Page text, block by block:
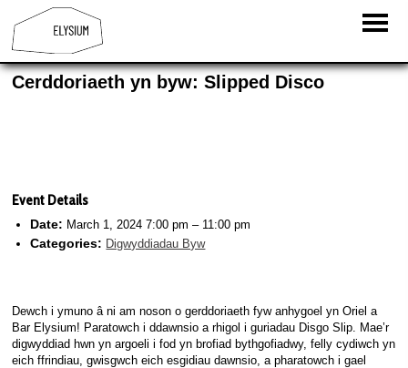
Cerddoriaeth yn byw: Slipped Disco
Event Details
Date: March 1, 2024 7:00 pm – 11:00 pm
Categories: Digwyddiadau Byw
Dewch i ymuno â ni am noson o gerddoriaeth fyw anhygoel yn Oriel a
Bar Elysium! Paratowch i ddawnsio a rhigol i guriadau Disgo Slip. Mae’r
digwyddiad hwn yn argoeli i fod yn brofiad bythgofiadwy, felly cydiwch yn
eich ffrindiau, gwisgwch eich esgidiau dawnsio, a pharatowch i gael